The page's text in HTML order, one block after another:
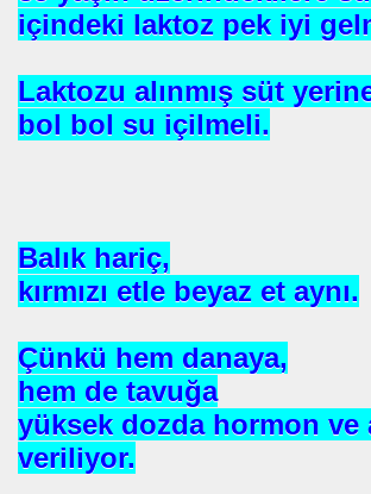
içindeki laktoz pek iyi
Laktozu alınmış süt
bol bol su içilmeli.
Balık hariç,
kırmızı etle beyaz et aynı.
Çünkü hem danaya,
hem de tavuğa
yüksek dozda hormon
veriliyor.
BANKALAR.= UYGULANMIŞ
BÜROKRASİSİ
Bulunan sır. Mühendis Hikmet
ABD.